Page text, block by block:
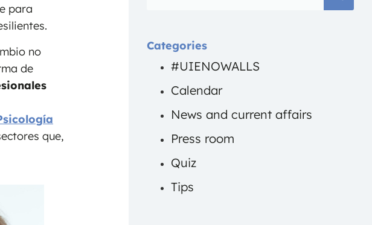
para
no
de
que,
Categories
#UIENOWALLS
Calendar
News and current affairs
Press room
Quiz
Tips